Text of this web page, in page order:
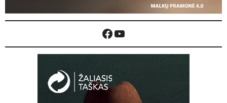
Facebook YouTube